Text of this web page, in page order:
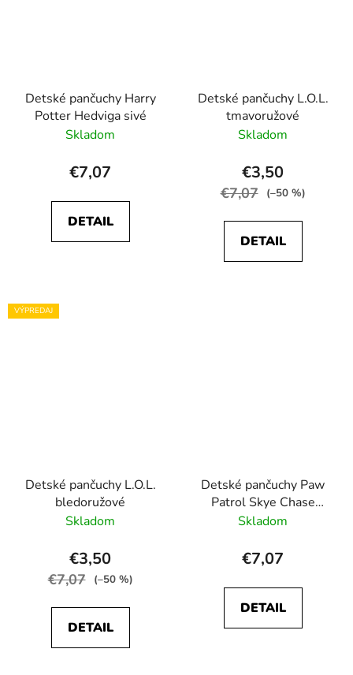
Detské pančuchy Harry
Potter Hedviga sivé
Skladom
€7,07
DETAIL
Detské pančuchy L.O.L.
tmavoružové
Skladom
€3,50
€7,07 (–50 %)
DETAIL
VÝPREDAJ
Detské pančuchy L.O.L.
bledoružové
Skladom
€3,50
€7,07 (–50 %)
DETAIL
Detské pančuchy Paw
Patrol Skye Chase
ružové
Skladom
€7,07
DETAIL